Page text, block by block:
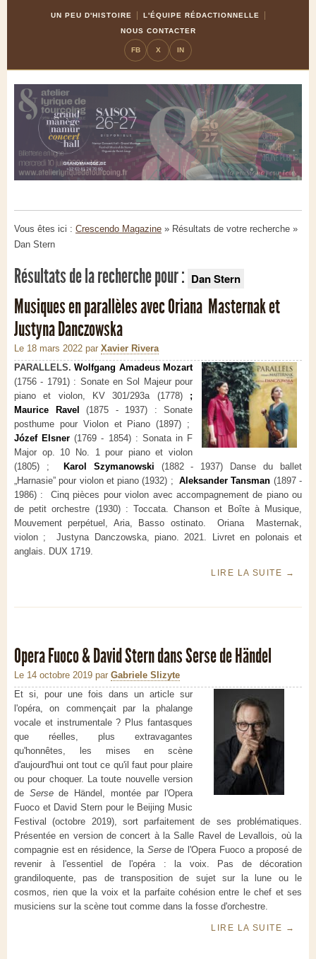
UN PEU D'HISTOIRE
L'ÉQUIPE RÉDACTIONNELLE
NOUS CONTACTER
FB X IN
Vous êtes ici : Crescendo Magazine » Résultats de votre recherche »
Dan Stern
Résultats de la recherche pour : Dan Stern
Musiques en parallèles avec Oriana Masternak et
Justyna Danczowska
Le 18 mars 2022 par Xavier Rivera
PARALLELS.Wolfgang Amadeus Mozart
(1756 - 1791) : Sonate en Sol Majeur pour
piano et violon, KV 301/293a (1778) ;
Maurice Ravel
(1875 - 1937) : Sonate
posthume pour Violon et Piano (1897) ;
Józef Elsner (1769 - 1854) : Sonata in F
Major op. 10 No. 1 pour piano et violon
(1805) ;
Karol Szymanowski (1882 - 1937) Danse du ballet
„Harnasie” pour violon et piano (1932) ;Aleksander Tansman (1897 -
1986) : Cinq pièces pour violon avec accompagnement de piano ou
de petit orchestre (1930) : Toccata. Chanson et Boîte à Musique,
Mouvement perpétuel, Aria, Basso ostinato.Oriana Masternak,
violon ; Justyna Danczowska, piano. 2021.
Livret en polonais et
anglais. DUX 1719.
LIRE LA SUITE →
Opera Fuoco & David Stern dans Serse de Händel
Le 14 octobre 2019 par Gabriele Slizyte
Et si, pour une fois dans un article sur
l'opéra, on commençait par la phalange
vocale et instrumentale ? Plus fantasques
que réelles, plus extravagantes
qu'honnêtes, les mises en scène
d'aujourd'hui ont tout ce qu'il faut pour plaire
ou pour choquer. La toute nouvelle version
de Sersede Händel, montée par l'Opera
Fuoco et David Stern pour le Beijing Music
Festival (octobre 2019), sort parfaitement de ses problématiques.
Présentée en version de concert à la Salle Ravel de Levallois, où la
compagnie est en résidence, la Sersede l'Opera Fuoco a proposé de
revenir à l'essentiel de l'opéra : la voix. Pas de décoration
grandiloquente, pas de transposition de sujet sur la lune ou le
cosmos, rien que la voix et la parfaite cohésion entre le chef et ses
musiciens sur la scène tout comme dans la fosse d'orchestre.
LIRE LA SUITE →